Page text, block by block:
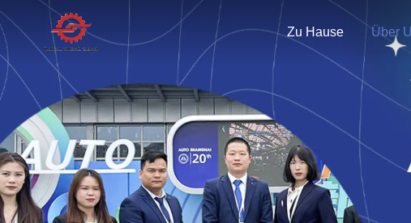
Zu Hause Über